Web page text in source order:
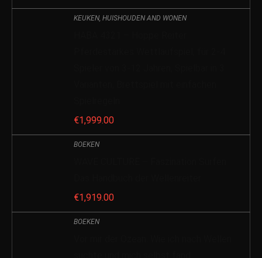
KEUKEN, HUISHOUDEN AND WONEN
€1,999.00
BOEKEN
€1,919.00
BOEKEN